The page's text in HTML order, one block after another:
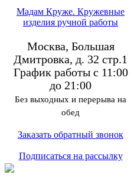
Мадам Круже. Кружевные
изделия ручной работы
Москва, Большая
Дмитровка, д. 32 стр.1
График работы с 11:00
до 21:00
Без выходных и перерыва на
обед
Заказать обратный звонок
Подписаться на рассылку